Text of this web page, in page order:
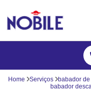
Home Serviços babador de
babador